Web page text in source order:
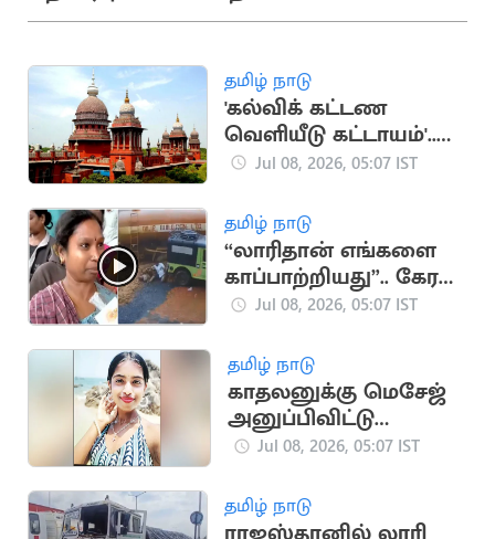
தமிழ் நாடு
'கல்விக் கட்டண
வெளியீடு கட்டாயம்'..
உயர்நீதிமன்றம்
Jul 08, 2026, 05:07 IST
தமிழ் நாடு
“லாரிதான் எங்களை
காப்பாற்றியது”.. கேரள
நிலச்சரிவில்
Jul 08, 2026, 05:07 IST
தமிழ் நாடு
காதலனுக்கு மெசேஜ்
அனுப்பிவிட்டு
மாணவி ஏரியில்
Jul 08, 2026, 05:07 IST
தமிழ் நாடு